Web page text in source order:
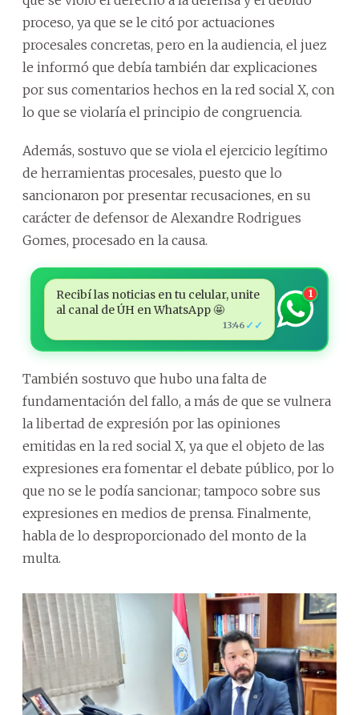
proceso, ya que se le citó por actuaciones
procesales concretas, pero en la audiencia, el juez
le informó que debía también dar explicaciones
por sus comentarios hechos en la red social X, con
lo que se violaría el principio de congruencia.
Además, sostuvo que se viola el ejercicio legítimo
de herramientas procesales, puesto que lo
sancionaron por presentar recusaciones, en su
carácter de defensor de Alexandre Rodrigues
Gomes, procesado en la causa.
Recibí las noticias en tu celular, unite
al canal de ÚH en WhatsApp 🤩
13:46 ✓✓
1
También sostuvo que hubo una falta de
fundamentación del fallo, a más de que se vulnera
la libertad de expresión por las opiniones
emitidas en la red social X, ya que el objeto de las
expresiones era fomentar el debate público, por lo
que no se le podía sancionar; tampoco sobre sus
expresiones en medios de prensa. Finalmente,
habla de lo desproporcionado del monto de la
multa.